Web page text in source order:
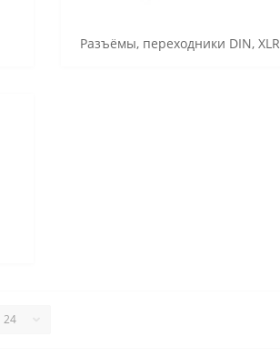
Разъёмы, переходники DIN, XLR